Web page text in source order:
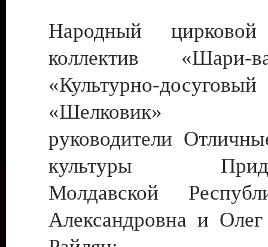
Народный цирковой
коллектив
«Культурно-
«Шелковик»
руководители
культуры
Молдавской
Александровна и